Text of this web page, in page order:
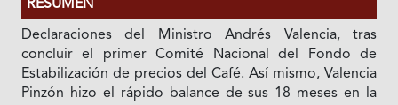
RESUMEN
Declaraciones del Ministro Andrés Valencia, tras
concluir el primer Comité Nacional del Fondo de
Estabilización de precios del Café. Así mismo, Valencia
Pinzón hizo el rápido balance de sus 18 meses en la